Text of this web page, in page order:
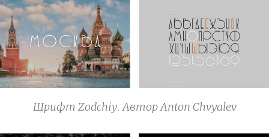
Шрифт Zodchiy. Автор Anton Chvyalev